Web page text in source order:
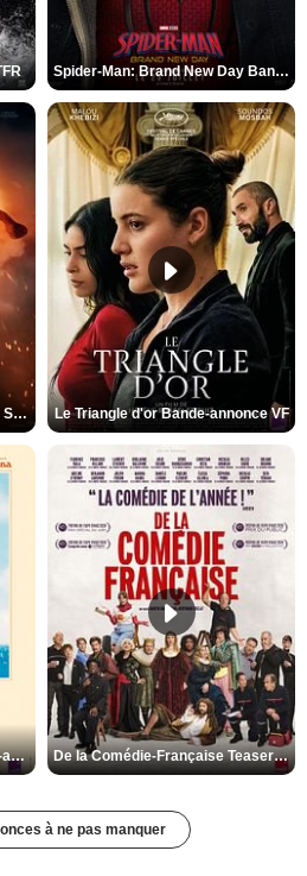
Spider-Man: Brand New Day Bande-annonce VO STFR
L'Odyssée Bande-annonce VO STFR Le Triangle d'or Bande-annonce VF
Les Matins merveilleux Bande-annonce VF De la Comédie-Française Teaser VF
à ne pas manquer